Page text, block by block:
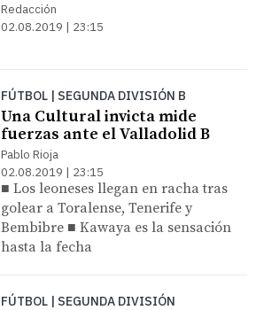
Redacción
02.08.2019 | 23:15
FÚTBOL | SEGUNDA DIVISIÓN B
Una Cultural invicta mide
fuerzas ante el Valladolid B
Pablo Rioja
02.08.2019 | 23:15
■ Los leoneses llegan en racha tras
golear a Toralense, Tenerife y
Bembibre ■ Kawaya es la sensación
hasta la fecha
FÚTBOL | SEGUNDA DIVISIÓN